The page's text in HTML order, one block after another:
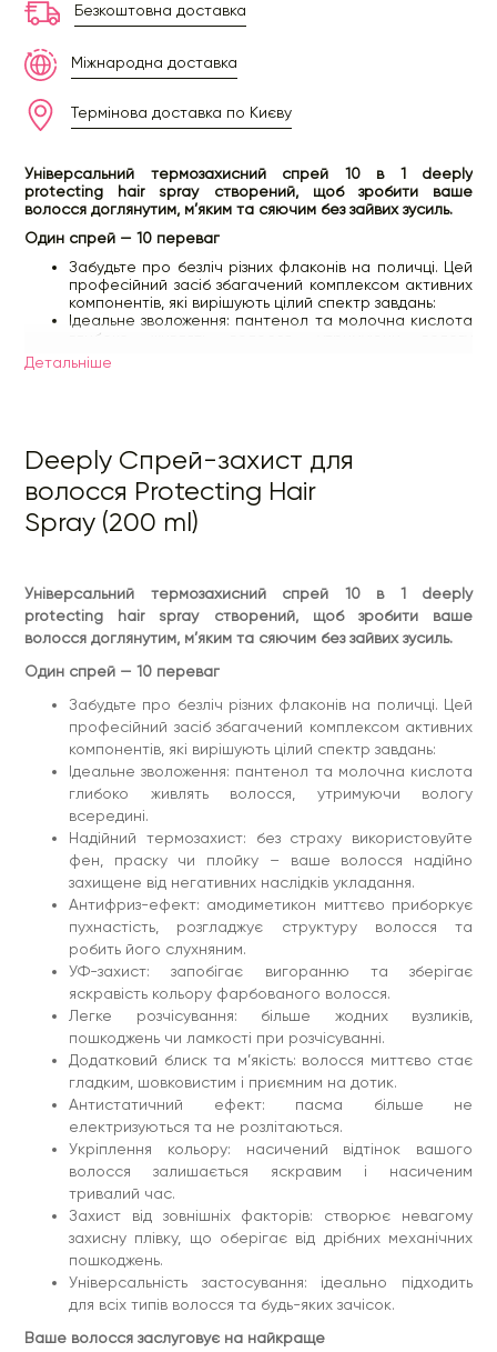
Безкоштовна доставка
Міжнародна доставка
Термінова доставка по Києву
Універсальний термозахисний спрей 10 в 1 deeply
protecting hair spray створений, щоб зробити ваше
волосся доглянутим, м’яким та сяючим без зайвих зусиль.
Один спрей — 10 переваг
Забудьте про безліч різних флаконів на поличці. Цей
професійний засіб збагачений комплексом активних
компонентів, які вирішують цілий спектр завдань:
Ідеальне зволоження: пантенол та молочна кислота
глибоко живлять волосся, утримуючи вологу
всередині.
Надійний термозахист: без страху використовуйте
робить його слухняним.
УФ-захист: запобігає вигоранню та зберігає
яскравість кольору фарбованого волосся.
Легке розчісування: більше жодних вузликів,
пошкоджень чи ламкості при розчісуванні.
Антистатичний ефект: пасма більше не
електризуються та не розлітаються.
Укріплення кольору: насичений відтінок вашого
волосся залишається яскравим і насиченим
Захист від зовнішніх факторів: створює невагому
пошкоджень.
Універсальність застосування: ідеально підходить
для всіх типів волосся та будь-яких зачісок.
Ваше волосся заслуговує на найкраще
Захистіть свою красу, забезпечте волоссю щоденний
професійний догляд і насолоджуйтесь ідеальним
результатом з першого застосування.
Спосіб використання: Нанесіть спрей на чисте, трохи
підсушене рушником волосся, рівномірно розподіліть
гребінцем і висушіть феном. Засіб також можна
використовувати протягом дня на сухе волосся для
миттєвого оновлення, блиску та зволоження.
Характеристики
Призначення: захист волосся, збереження кольору
волосся, зволоження волосся, надання блиску,
пом’якшення волосся, розгладження волосся
Тип шкіри: нормальна, суха, комбінована, жирна,
чутлива, проблемна
Вік:16+ , 20+ , 25+ , 30+ , 35+ , 40+ , 45+ , 50+
Інгредієнти у складі: амодиметикон, молочна
кислота, пантенол, пропіленгліколь
Країна виробництва: Україна
Детальнiше
Deeply Спрей-захист для
волосся Protecting Hair
Spray (200 ml)
Універсальний термозахисний спрей 10 в 1 deeply
protecting hair spray створений, щоб зробити ваше
волосся доглянутим, м’яким та сяючим без зайвих зусиль.
Один спрей — 10 переваг
Забудьте про безліч різних флаконів на поличці. Цей
професійний засіб збагачений комплексом активних
компонентів, які вирішують цілий спектр завдань:
Ідеальне зволоження: пантенол та молочна кислота
глибоко живлять волосся, утримуючи вологу
всередині.
Надійний термозахист: без страху використовуйте
фен, праску чи плойку – ваше волосся надійно
захищене від негативних наслідків укладання.
Антифриз-ефект: амодиметикон миттєво приборкує
пухнастість, розгладжує структуру волосся та
робить його слухняним.
УФ-захист: запобігає вигоранню та зберігає
яскравість кольору фарбованого волосся.
Легке розчісування: більше жодних вузликів,
пошкоджень чи ламкості при розчісуванні.
Додатковий блиск та м’якість: волосся миттєво стає
гладким, шовковистим і приємним на дотик.
Антистатичний ефект: пасма більше не
електризуються та не розлітаються.
Укріплення кольору: насичений відтінок вашого
волосся залишається яскравим і насиченим
тривалий час.
Захист від зовнішніх факторів: створює невагому
захисну плівку, що оберігає від дрібних механічних
пошкоджень.
Універсальність застосування: ідеально підходить
для всіх типів волосся та будь-яких зачісок.
Ваше волосся заслуговує на найкраще